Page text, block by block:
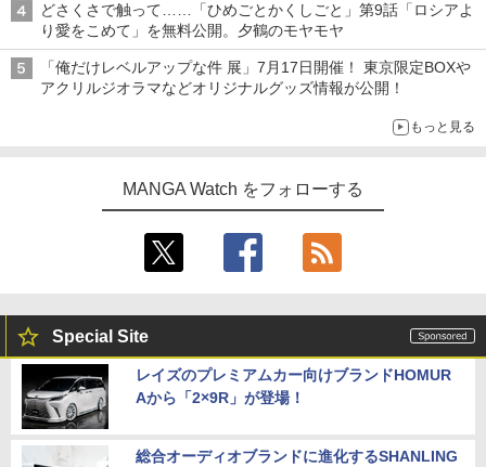
どさくさで触って……「ひめごとかくしごと」第9話「ロシアよ
り愛をこめて」を無料公開。夕鶴のモヤモヤ
「俺だけレベルアップな件 展」7月17日開催！ 東京限定BOXや
アクリルジオラマなどオリジナルグッズ情報が公開！
もっと見る
MANGA Watch をフォローする
Special Site
レイズのプレミアムカー向けブランドHOMUR
Aから「2×9R」が登場！
総合オーディオブランドに進化するSHANLING